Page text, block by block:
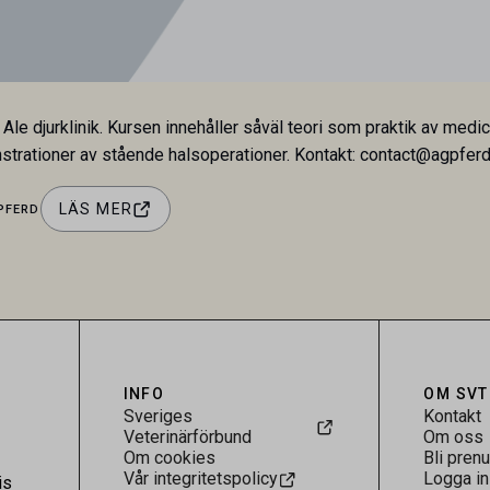
djurklinik. Kursen innehåller såväl teori som praktik av
av stående halsoperationer. Kontakt:
LÄS MER
INFO
Sveriges
Veterinärförbund
Om cookies
Vår integritetspolicy
OM SVT
Kontakt
Om oss
Bli
Logga in